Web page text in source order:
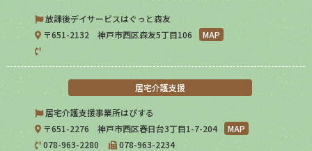
放課後デイサービスはぐっと森友
〒651-2132 神戸市西区森友5丁目106
MAP
居宅介護支援
居宅介護支援事業所はぴする
〒651-2276 神戸市西区春日台3丁目1-7-204
MAP
078-963-2280
078-963-2234